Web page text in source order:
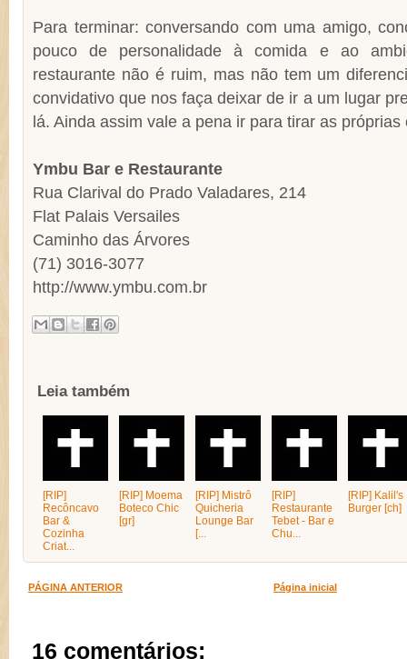
Para terminar: conversando com uma amigo,
pouco de personalidade à comida e ao
restaurante não é ruim, mas não tem um
convidativo que nos faça deixar de ir a um lugar
lá. Ainda assim vale a pena ir para tirar as próprias
Ymbu Bar e Restaurante
Rua Clarival do Prado Valadares, 214
Flat Palais Versailes
Caminho das Árvores
(71) 3016-3077
http://www.ymbu.com.br
Leia também
[RIP]
Recôncavo
Bar &
Cozinha
Criat...
[RIP] Moema
Boteco Chic
[gr]
[RIP] Mistrô
Quicheria
Lounge Bar
[...
[RIP]
Restaurante
Tebet - Bar e
Chu...
[RIP] Kalil's
Burger [ch]
PÁGINA ANTERIOR Página inicial
16 comentários: